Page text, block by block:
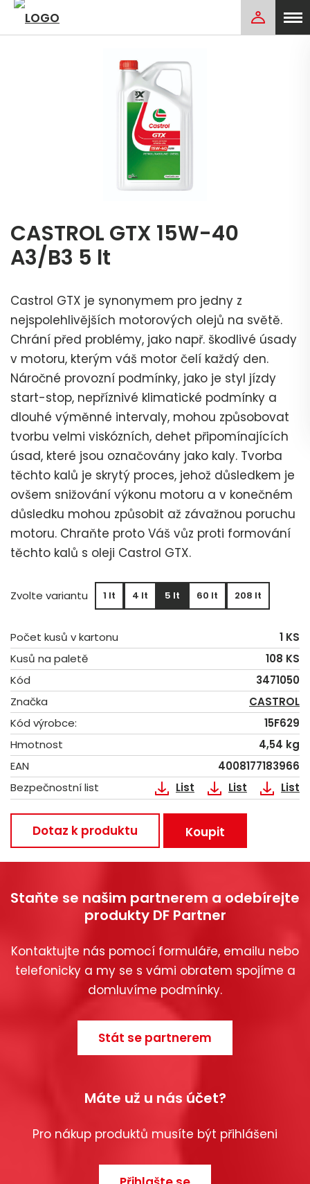
CASTROL GTX 15W-40
A3/B3 5 lt
Castrol GTX je synonymem pro jedny z
nejspolehlivějších motorových olejů na světě.
Chrání před problémy, jako např. škodlivé úsady
v motoru, kterým váš motor čelí každý den.
Náročné provozní podmínky, jako je styl jízdy
start-stop, nepříznivé klimatické podmínky a
dlouhé výměnné intervaly, mohou způsobovat
tvorbu velmi viskózních, dehet připomínajících
úsad, které jsou označovány jako kaly. Tvorba
těchto kalů je skrytý proces, jehož důsledkem je
ovšem snižování výkonu motoru a v konečném
důsledku mohou způsobit až závažnou poruchu
motoru. Chraňte proto Váš vůz proti formování
těchto kalů s oleji Castrol GTX.
Zvolte variantu 1 lt 4 lt 5 lt 60 lt 208 lt
Počet kusů v kartonu
1 KS
Kusů na paletě
108 KS
Kód
3471050
Značka
CASTROL
Kód výrobce:
15F629
Hmotnost
4,54 kg
EAN
4008177183966
Bezpečnostní list
List List List
Dotaz k produktu Koupit
Staňte se našim partnerem a odebírejte
produkty DF Partner
Kontaktujte nás pomocí formuláře, emailu nebo
telefonicky a my se s vámi obratem spojíme a
domluvíme podmínky.
Stát se partnerem
Máte už u nás účet?
Pro nákup produktů musíte být přihlášeni